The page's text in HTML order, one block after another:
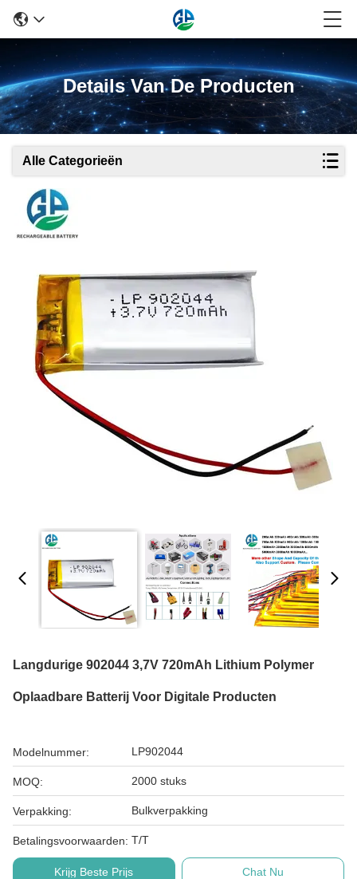
Details Van De Producten
Alle Categorieën
Langdurige 902044 3,7V 720mAh Lithium Polymer
Oplaadbare Batterij Voor Digitale Producten
Modelnummer: LP902044
MOQ: 2000 stuks
Verpakking: Bulkverpakking
Betalingsvoorwaarden: T/T
Krijg Beste Prijs Chat Nu